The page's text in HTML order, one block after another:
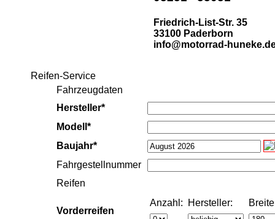
Friedrich-List-Str. 35
33100 Paderborn
info@motorrad-
Reifen-Service
Fahrzeugdaten
Hersteller*
Modell*
Baujahr*
Fahrgestellnummer
Reifen
Vorderreifen
Anzahl: Hersteller: